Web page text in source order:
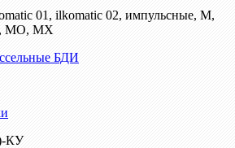
01, ilkomatic 02, импульсные, М,
МО, МХ
БДИ
КУ